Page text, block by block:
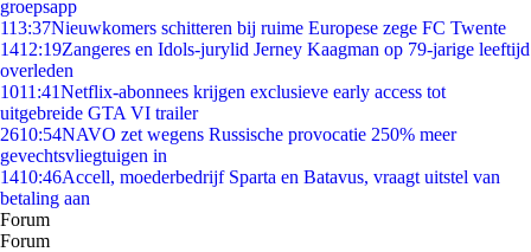
groepsapp
113:37Nieuwkomers schitteren bij ruime Europese zege FC Twente
1412:19Zangeres en Idols-jurylid Jerney Kaagman op 79-jarige leeftijd
overleden
1011:41Netflix-abonnees krijgen exclusieve early access tot
uitgebreide GTA VI trailer
2610:54NAVO zet wegens Russische provocatie 250% meer
gevechtsvliegtuigen in
1410:46Accell, moederbedrijf Sparta en Batavus, vraagt uitstel van
betaling aan
Forum
Forum